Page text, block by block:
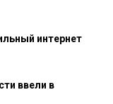
интернет
ввели в